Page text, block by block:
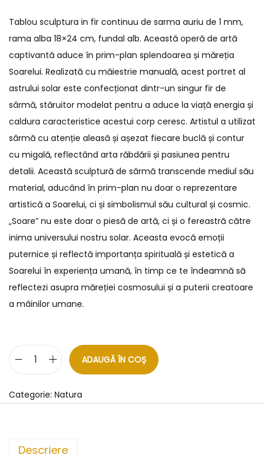
Tablou sculptura in fir continuu de sarma auriu de 1 mm,
rama alba 18×24 cm, fundal alb. Această operă de artă
captivantă aduce în prim-plan splendoarea și măreția
Soarelui. Realizată cu măiestrie manuală, acest portret al
astrului solar este confecționat dintr-un singur fir de
sârmă, stăruitor modelat pentru a aduce la viață energia și
caldura caracteristice acestui corp ceresc. Artistul a utilizat
sârmă cu atenție aleasă și așezat fiecare buclă și contur
cu migală, reflectând arta răbdării și pasiunea pentru
detalii. Această sculptură de sârmă transcende mediul său
material, aducând în prim-plan nu doar o reprezentare
artistică a Soarelui, ci și simbolismul său cultural și cosmic.
„Soare” nu este doar o piesă de artă, ci și o fereastră către
inima universului nostru solar. Aceasta evocă emoții
puternice și reflectă importanța spirituală și estetică a
Soarelui în experiența umană, în timp ce te îndeamnă să
reflectezi asupra măreției cosmosului și a puterii creatoare
a mâinilor umane.
ADAUGĂ ÎN COȘ
Categorie: Natura
Descriere